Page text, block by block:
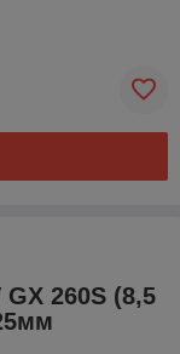
260S (8,5